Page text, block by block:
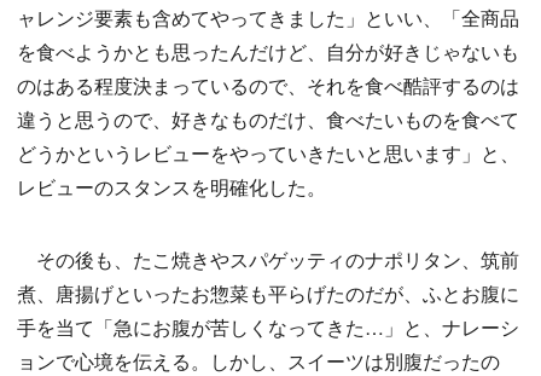
ャレンジ要素も含めてやってきました」といい、「全商品
を食べようかとも思ったんだけど、自分が好きじゃないも
のはある程度決まっているので、それを食べ酷評するのは
違うと思うので、好きなものだけ、食べたいものを食べて
どうかというレビューをやっていきたいと思います」と、
レビューのスタンスを明確化した。
その後も、たこ焼きやスパゲッティのナポリタン、筑前
煮、唐揚げといったお惣菜も平らげたのだが、ふとお腹に
手を当て「急にお腹が苦しくなってきた…」と、ナレーシ
ョンで心境を伝える。しかし、スイーツは別腹だったの